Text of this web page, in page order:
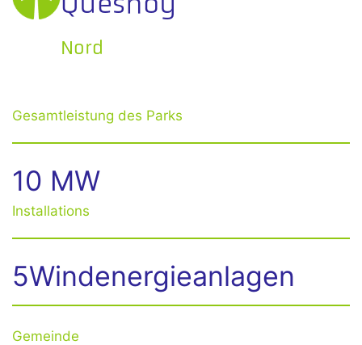
Nord
Gesamtleistung des Parks
10 MW
Installations
5Windenergieanlagen
Gemeinde